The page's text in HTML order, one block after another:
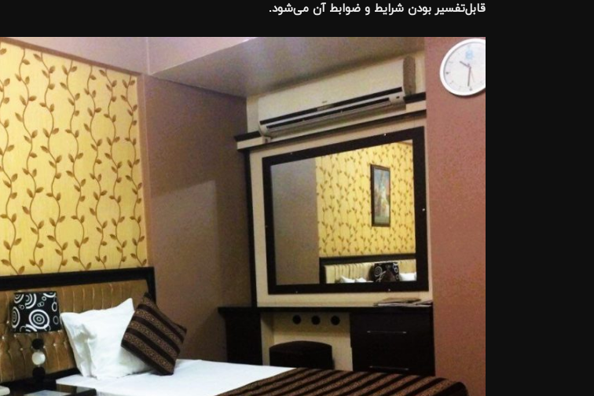
قابل‌تفسیر بودن شرایط و ضوابط آن می‌شود.